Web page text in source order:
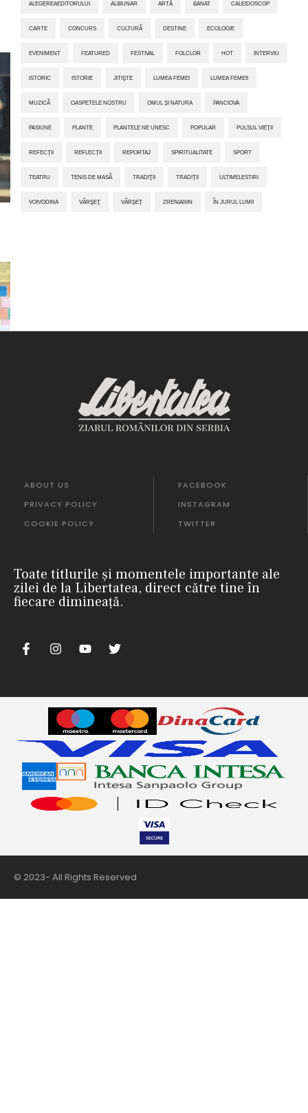
ALEGEREAEDITORULUI ALIBUNAR ARTĂ BANAT CALEIDOSCOP
CARTE CONCURS CULTURĂ DESTINE ECOLOGIE
EVENIMENT FEATURED FESTIVAL FOLCLOR HOT INTERVIU
ISTORIC ISTORIE JITIŞTE LUMEA FEMEI LUMEA FEMEII
MUZICĂ OASPETELE NOSTRU OMUL ȘI NATURA PANCIOVA
PASIUNE PLANTE PLANTELE NE UNESC POPULAR PULSUL VIEȚII
REFECȚII REFLECȚII REPORTAJ SPIRITUALITATE SPORT
TEATRU TENIS DE MASĂ TRADIŢII TRADIȚII ULTIMELESTIRI
VOIVODINA VÂRŞEŢ VÂRȘEȚ ZRENIANIN ÎN JURUL LUMII
ABOUT US
PRIVACY POLICY
COOKIE POLICY
FACEBOOK
INSTAGRAM
TWITTER
Toate titlurile și momentele importante ale
zilei de la Libertatea, direct către tine în
fiecare dimineață.
© 2023- All Rights Reserved